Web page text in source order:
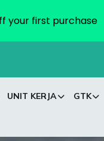
UNIT KERJA GTK
your first purchase